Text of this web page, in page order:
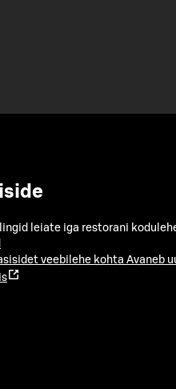
leiate iga restorani
veebilehe kohta Avaneb